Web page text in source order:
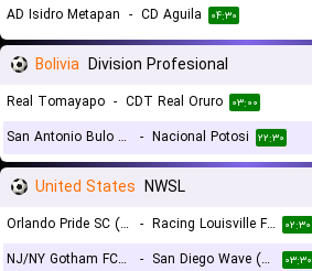
AD Isidro Metapan - CD Aguila ۰۴:۳۰
Bolivia Division Profesional
Real Tomayapo - CDT Real Oruro ۰۳:۰۰
San Antonio Bulo Bulo
- Nacional Potosi ۲۲:۳۰
United States NWSL
Orlando Pride SC (W) - Racing Louisville FC (W) ۰۲:۳۰
NJ/NY Gotham FC (W)
- San Diego Wave (W) ۰۳:۳۰